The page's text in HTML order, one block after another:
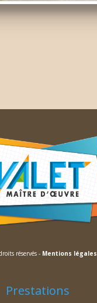
réservés - Mentions légales
Prestations